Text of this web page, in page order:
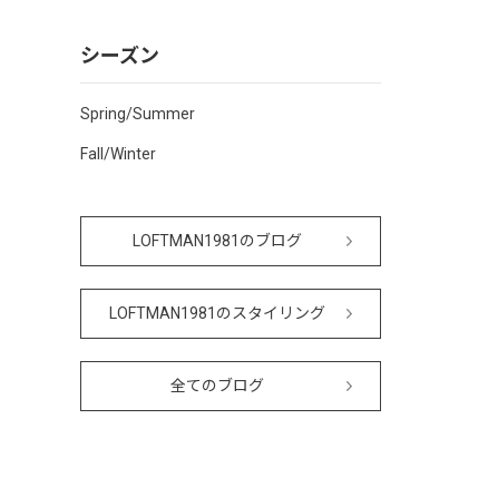
シーズン
Spring/Summer
Fall/Winter
LOFTMAN1981のブログ
LOFTMAN1981のスタイリング
全てのブログ